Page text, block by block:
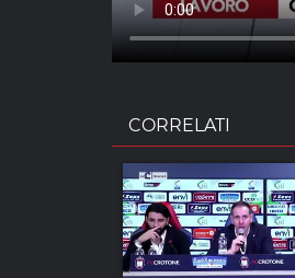
CORRELATI